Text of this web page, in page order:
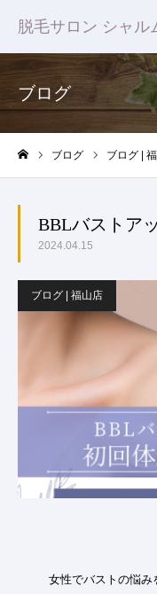
脱毛サロン シャル
ブログ
ブログ ブログ |
BBLバストア
2024.04.15
ブログ | 福山店
女性でバストの悩み